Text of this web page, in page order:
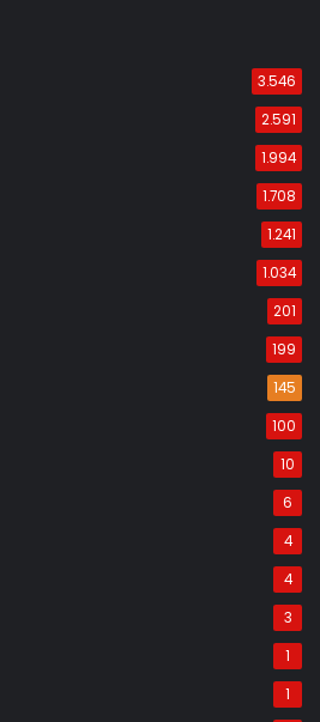
3.546
2.591
1.994
1.708
1.241
1.034
201
199
145
100
10
6
4
4
3
1
1